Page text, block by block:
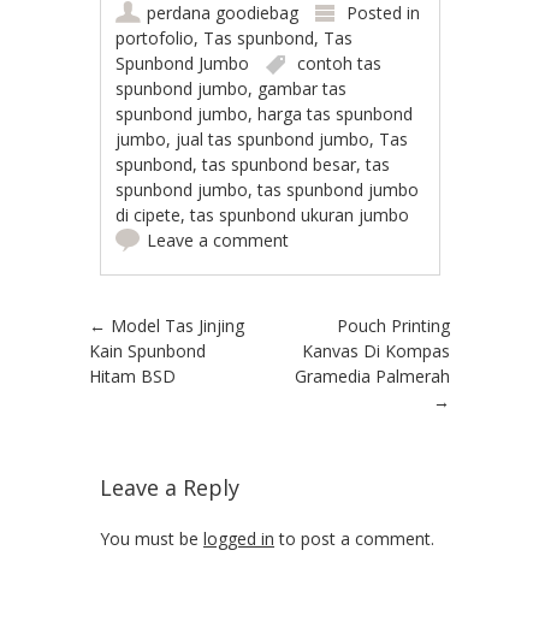
perdana goodiebag
Posted in
portofolio, Tas spunbond, Tas
Spunbond Jumbo
contoh tas
spunbond jumbo, gambar tas
spunbond jumbo,harga tas spunbond
jumbo, jual tas spunbond jumbo, Tas
spunbond,tas spunbond besar,tas
spunbond jumbo,tas spunbond jumbo
di cipete,tas spunbond ukuran jumbo
Leave a comment
Post navigation
← Model Tas Jinjing
Kain Spunbond
Hitam BSD
Pouch Printing
Kanvas Di Kompas
Gramedia Palmerah
→
Leave a Reply
You must be logged in to post a comment.